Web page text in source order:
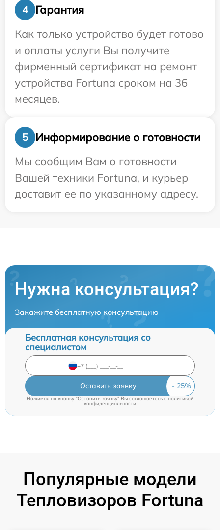
4
Гарантия
Как только устройство будет готово
и оплаты услуги Вы получите
фирменный сертификат на ремонт
устройства Fortuna сроком на 36
месяцев.
5
Информирование о готовности
Мы сообщим Вам о готовности
Вашей техники Fortuna, и курьер
доставит ее по указанному адресу.
Нужна консультация?
Закажите бесплатную консультацию
Бесплатная консультация со
специалистом
Оставить заявку
Нажимая на кнопку "Оставить заявку" Вы соглашаетесь c политикой
конфиденциальности
Популярные модели
Тепловизоров Fortuna